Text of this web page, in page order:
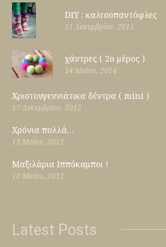
DIY : καλτσοπαντόφλες
11 Δεκεμβρίου, 2015
χάντρες ( 2ο μέρος )
14 Μαΐου, 2014
Χριστουγεννιάτικα δέντρα ( mini )
17 Δεκεμβρίου, 2012
Χρόνια πολλά…
13 Μαΐου, 2012
Μαξιλάρια Ιππόκαμποι !
10 Μαΐου, 2012
Latest Posts